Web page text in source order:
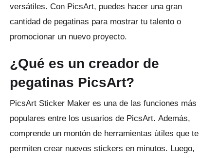
versátiles. Con PicsArt, puedes hacer una gran
cantidad de pegatinas para mostrar tu talento o
promocionar un nuevo proyecto.
¿Qué es un creador de
pegatinas PicsArt?
PicsArt Sticker Maker es una de las funciones más
populares entre los usuarios de PicsArt. Además,
comprende un montón de herramientas útiles que te
permiten crear nuevos stickers en minutos. Luego,